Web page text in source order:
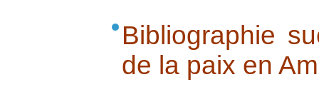
Bibliographie
de la paix en